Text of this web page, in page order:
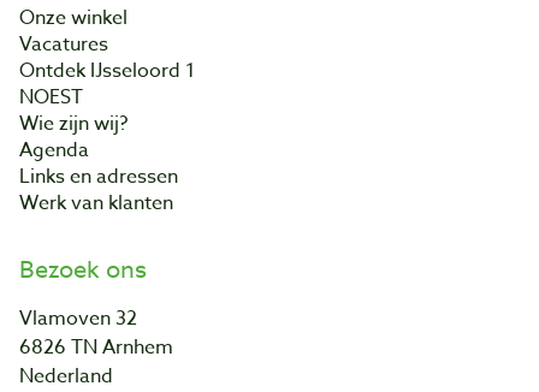
Onze winkel
Vacatures
Ontdek IJsseloord 1
NOEST
Wie zijn wij?
Agenda
Links en adressen
Werk van klanten
Bezoek ons
Vlamoven 32
6826 TN Arnhem
Nederland